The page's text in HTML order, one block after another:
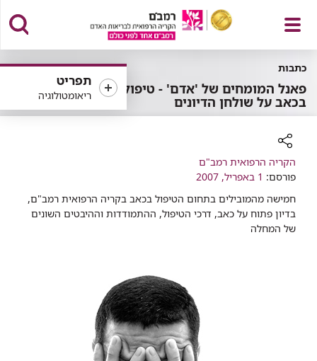
פתח
תפריט
תפריט
ריאומטולוגיה
כתבות
פאנל המומחים של 'אדם' - טיפול
בכאב על שולחן הדיונים
רכיב
שיתוף
הקריה הרפואית רמב"ם
פורסם: 1 באפריל, 2007
חמישה מהמובילים בתחום הטיפול בכאב בקריה הרפואית רמב"ם,
בדיון פתוח על כאב, דרכי הטיפול, ההתמודדות וההיבטים השונים
של המחלה​